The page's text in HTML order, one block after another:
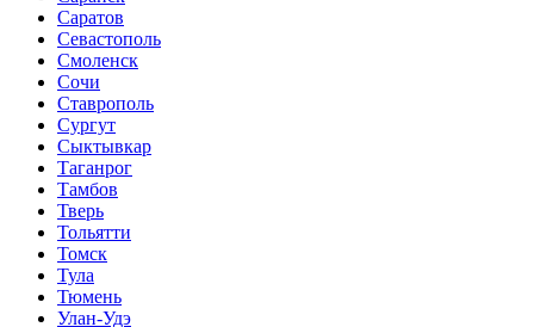
Саратов
Севастополь
Смоленск
Сочи
Ставрополь
Сургут
Сыктывкар
Таганрог
Тамбов
Тверь
Тольятти
Томск
Тула
Тюмень
Улан-Удэ